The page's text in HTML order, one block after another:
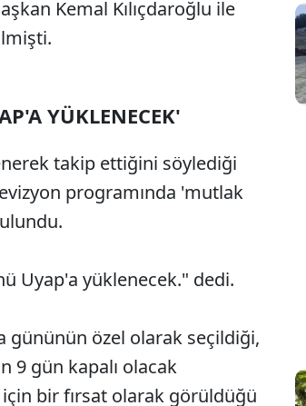
Kemal Kılıçdaroğlu ile
YÜKLENECEK'
takip ettiğini söylediği
programında 'mutlak
Uyap'a yüklenecek." dedi.
gününün özel olarak seçildiği,
9 gün kapalı olacak
bir fırsat olarak görüldüğü